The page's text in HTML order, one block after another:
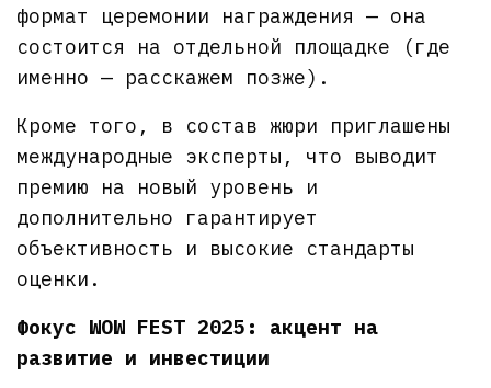
формат церемонии награждения — она
состоится на отдельной площадке (где
именно — расскажем позже).
Кроме того, в состав жюри приглашены
международные эксперты, что выводит
премию на новый уровень и
дополнительно гарантирует
объективность и высокие стандарты
оценки.
Фокус WOW FEST 2025: акцент на
развитие и инвестиции